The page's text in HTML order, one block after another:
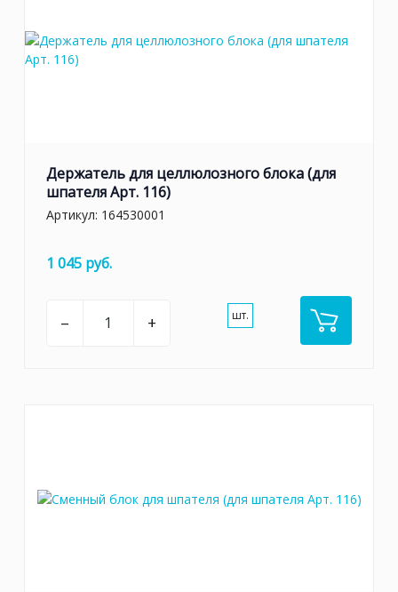
Держатель для целлюлозного блока (для
шпателя Арт. 116)
Артикул: 164530001
1 045 руб.
– + шт.